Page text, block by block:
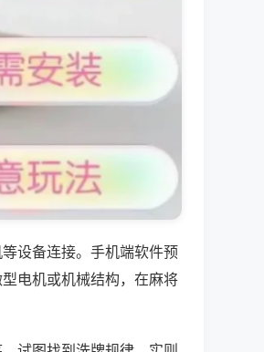
设备连接。手机端软件预
电机或机械结构，在麻将